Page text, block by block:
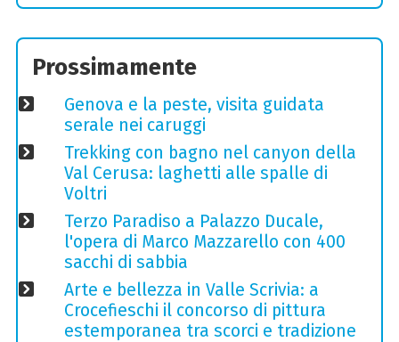
Prossimamente
Genova e la peste, visita guidata
serale nei caruggi
Trekking con bagno nel canyon della
Val Cerusa: laghetti alle spalle di
Voltri
Terzo Paradiso a Palazzo Ducale,
l'opera di Marco Mazzarello con 400
sacchi di sabbia
Arte e bellezza in Valle Scrivia: a
Crocefieschi il concorso di pittura
estemporanea tra scorci e tradizione